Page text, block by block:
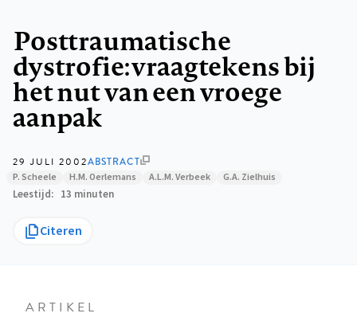
Posttraumatische
dystrofie: vraagtekens bij
het nut van een vroege
aanpak
29 JULI 2002ABSTRACT
P. Scheele H.M. Oerlemans A.L.M. Verbeek G.A. Zielhuis
Leestijd 13 minuten
Citeren
ARTIKEL